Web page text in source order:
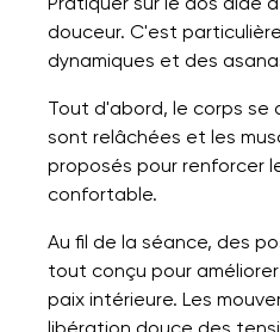
douceur. C'est
dynamiques et des
Tout d'abord, le corps se
sont relâchées et les
proposés pour renforcer
confortable.
Au fil de la séance, des
tout conçu pour
paix intérieure. Les
libération douce des